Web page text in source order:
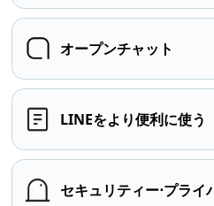
オープンチャット
LINEをより便利に使う
セキュリティー⋅プライ